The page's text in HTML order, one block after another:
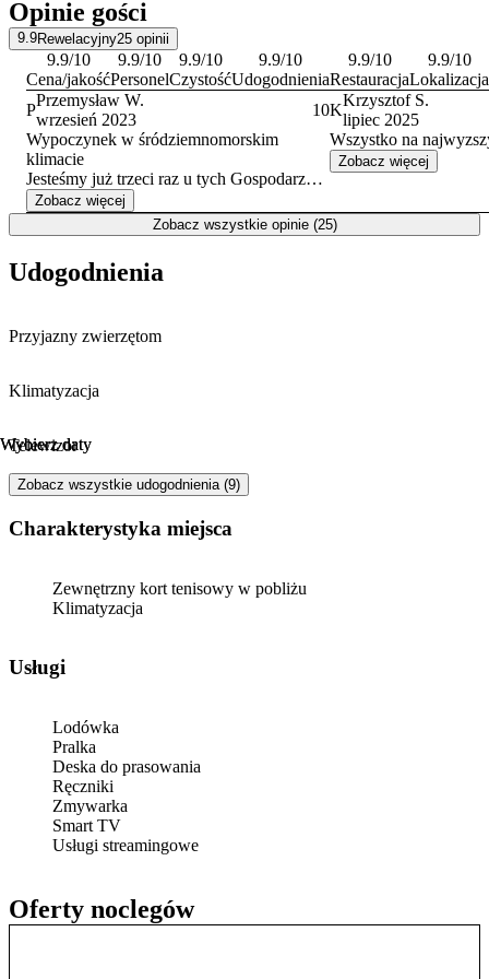
Opinie gości
9.9Rewelacyjny25 opinii
9.9/10
Cena/jakość
9.9/10
Personel
9.9/10
Czystość
9.9/10
Udogodnienia
9.9/10
Restauracja
9.9/10
Lokalizacja
P
Przemysław W.
wrzesień 2023
10
Wypoczynek w śródziemnomorskim
klimacie
Jesteśmy już trzeci raz u tych Gospodarzy.
Nie mamy żadnych uwag co do jakości i
lokalizacji kwatery. Polecamy wszystkim
tym, ktorzy poszukują spokojnej
podstawowej infrastruktury (transport
Zobacz więcej
K
Krzysztof S.
lipiec 2025
Wszystko na
Zobacz więcej
Zobacz wszystkie opinie (25)
Wybierz daty
Oferty noclegów
Wybierz daty
Udogodnienia
Przyjazny zwierzętom
Klimatyzacja
Telewizor
Zobacz wszystkie udogodnienia (9)
Charakterystyka miejsca
Zewnętrzny kort tenisowy w pobliżu
Klimatyzacja
Usługi
Lodówka
Pralka
Deska do prasowania
Ręczniki
Zmywarka
Smart TV
Usługi streamingowe